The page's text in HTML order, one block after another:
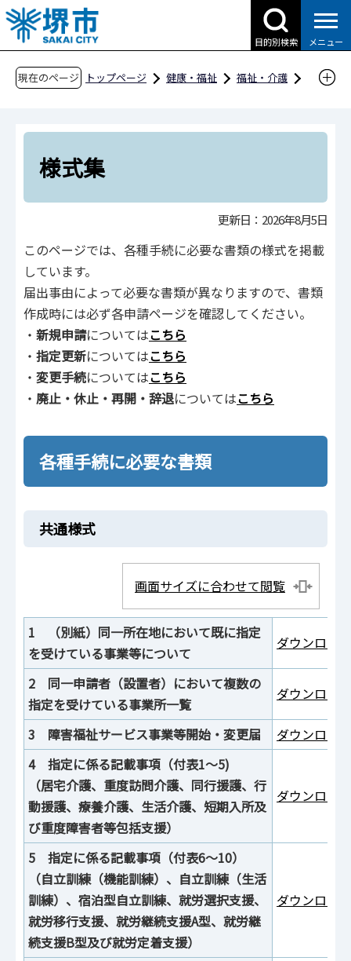
こ
の
ペ
目的別検索 メニュー
現在のページ トップページ 健康・福祉
福祉・介護
障害福祉サービス事業者指定・指導
様式集
様式集
更新日：2026年8月5日
このページでは、各種手続に必要な書類の様式を掲載
しています。
届出事由によって必要な書類が異なりますので、書類
作成時には必ず各申請ページを確認してください。
・ 新規申請についてはこちら
・ 指定更新についてはこちら
・ 変更手続についてはこちら
・ 廃止・休止・再開・辞退についてはこちら
各種手続に必要な書類
共通様式
画面サイズに合わせて閲覧
1 （別紙）同一所在地において既に指定
を受けている事業等について
ダウンロー
2 同一申請者（設置者）において複数の
指定を受けている事業所一覧
ダウンロー
3 障害福祉サービス事業等開始・変更届
ダウンロー
4 指定に係る記載事項（付表1～5)
（居宅介護、重度訪問介護、同⾏援護、⾏
動援護、療養介護、⽣活介護、短期⼊所及
び重度障害者等包括⽀援）
ダウンロー
5 指定に係る記載事項（付表6～10）
（⾃⽴訓練（機能訓練）、⾃⽴訓練（⽣活
訓練）、宿泊型⾃⽴訓練、就労選択⽀援、
就労移⾏⽀援、就労継続⽀援A型、就労継
続⽀援B型及び就労定着⽀援）
ダウンロー